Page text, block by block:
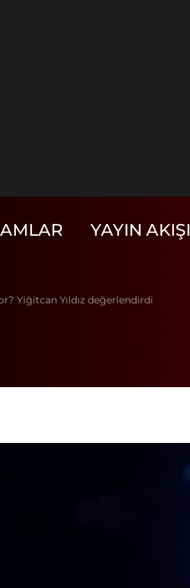
YAYIN AKIŞI
Yiğitcan Yıldız değerlendirdi